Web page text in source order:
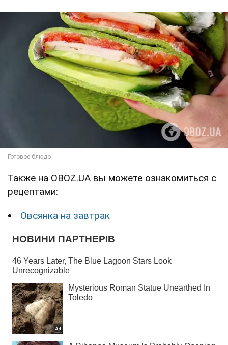
Также на OBOZ.UA вы можете ознакомиться с
рецептами:
Овсянка на завтрак